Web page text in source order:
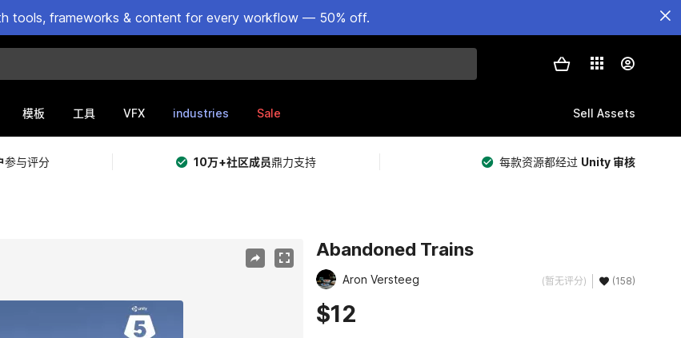
tools, frameworks & content for every workflow — 50% off.
模板 工具 VFX industries Sale Sell Assets
参与评分 10万+社区成员鼎力支持 每款资源都经过 Unity 审核
Abandoned Trains
Aron Versteeg (暂无评分) (158)
$12